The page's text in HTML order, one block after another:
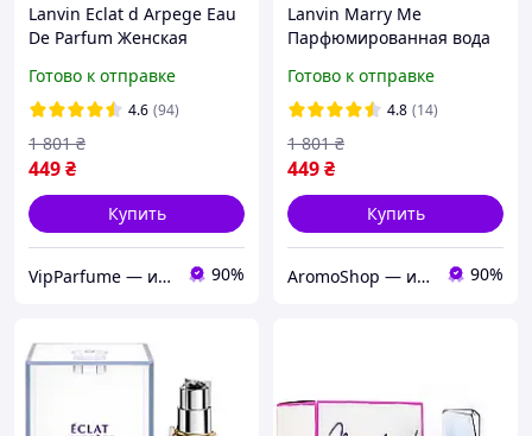
Lanvin Eclat d Arpege Eau
De Parfum Женская
100 ml (Ланвин Эклат
Д'Арпеж Женские духи)
Готово к отправке
4.6 (94)
449₴
1 801 ₴
Купить
VipParfume — интернет-магазин парфюмерии и косметики 90%
Lanvin Marry Me
Парфюмированная вода
)Готово к отправке
4.8 (14)
449₴
1 801 ₴
Купить
AromoShop — интернет-магазин парфюмерии и косметики 90%